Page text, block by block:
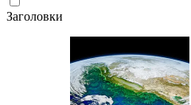
Заголовки